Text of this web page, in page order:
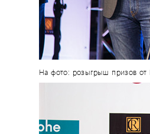
На фото: розыгрыш призов